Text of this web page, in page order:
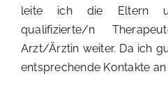
leite ich die Eltern
qualifizierte/n
Arzt/Ärztin weiter. Da ich
entsprechende Kontakte